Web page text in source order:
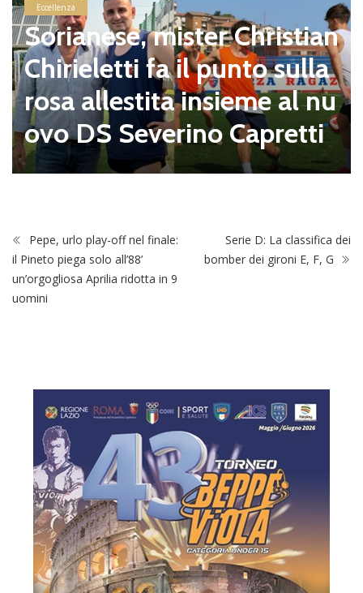
Eccellenza
Il Fregene di Natalini ha in
iziato la preparazione, ecc
o la rosa tra conferme e n
ew entry
Pepe, urlo play-off nel finale:
il Pineto piega solo all’88’
un’orgogliosa Aprilia ridotta in 9
Serie D: La classifica dei